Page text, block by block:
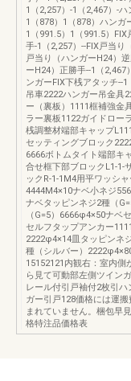
1（2,257）-1（2,467）-ハ
1（878）1（878）ハンガ
1（991.5）1（991.5）
手-1（2,257）--FIX戸当り
戸当り（ハンガーH24）
ーH24）正勝手--1（2,467
ンガーFIX下桟アタッチ--
吊車2222ハンガー吊金具
ー（裏板）1111框補強金
ラー裏板1122ガイドロー
桟調整材端部キャップ
セッティングブロック
6666ボトムタイト端部キ
合せ框下部ブロックL1-1-
ックR-1-1M4用平ワッシ
4444M4×10ナベ小ネジ
ナベタッピンネジ2種（
（G=5）6666φ4×50ナベ
セルフタップアンカー
2222φ4×14皿タッピンネ
種（シルバー）
15152121内観右：室内側
ら見て可動部左側ツイン
レール付引戸袖付2枚引
ガー引戸128価格には運
まれていません。梱包早
格特注品価格表